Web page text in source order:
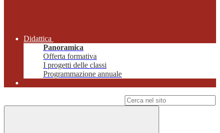
Didattica
Panoramica
Offerta formativa
I progetti delle classi
Programmazione annuale